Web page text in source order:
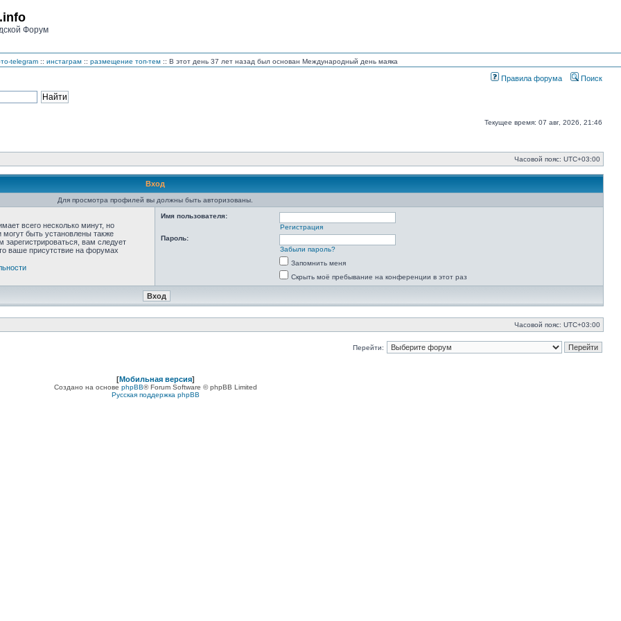
Форум
telegram :: инстаграм :: размещение топ-тем :: В этот день 37 лет назад был основан Международный день маяка
Правила форума Поиск
Текущее время: 07 авг, 2026, 21:46
Часовой пояс: UTC+03:00
Вход
Для просмотра профилей вы должны быть авторизованы.
всего несколько минут, но
быть установлены также
зарегистрироваться, вам следует
ваше присутствие на форумах
Имя пользователя:
Регистрация
Пароль:
Забыли пароль?
Запомнить меня
Скрыть моё пребывание на конференции в этот раз
Часовой пояс: UTC+03:00
Перейти:
[Мобильная версия]
Создано на основе phpBB® Forum Software © phpBB Limited
Русская поддержка phpBB